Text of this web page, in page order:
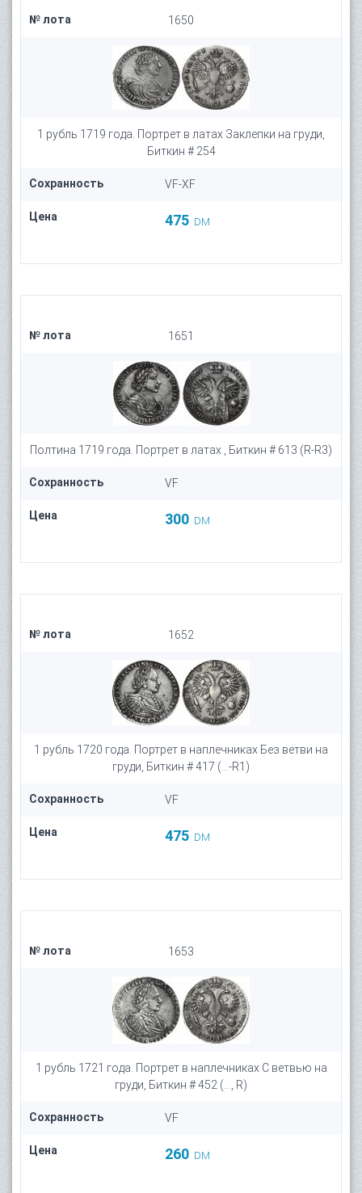
№ лота 1650
1 рубль 1719 года. Портрет в латах Заклепки на груди,
Биткин # 254
Сохранность VF-XF
Цена 475 DM
№ лота 1651
Полтина 1719 года. Портрет в латах , Биткин # 613 (R-R3)
Сохранность VF
Цена 300 DM
№ лота 1652
1 рубль 1720 года. Портрет в наплечниках Без ветви на
груди, Биткин # 417 (...-R1)
Сохранность VF
Цена 475 DM
№ лота 1653
1 рубль 1721 года. Портрет в наплечниках С ветвью на
груди, Биткин # 452 (..., R)
Сохранность VF
Цена 260 DM